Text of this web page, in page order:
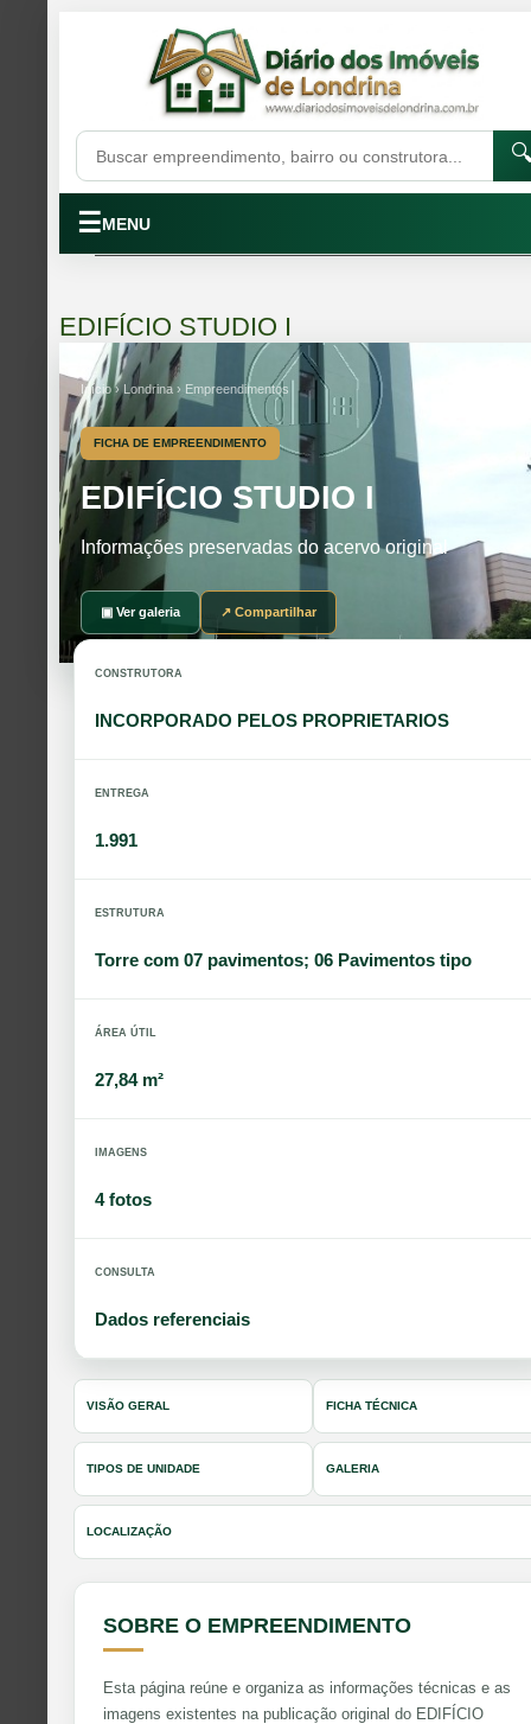
☰MENU
EDIFÍCIO STUDIO I
Início › Londrina › Empreendimentos
FICHA DE EMPREENDIMENTO
EDIFÍCIO STUDIO I
Informações preservadas do acervo original
▣ Ver galeria ↗ Compartilhar
CONSTRUTORA
INCORPORADO PELOS PROPRIETARIOS
ENTREGA
1.991
ESTRUTURA
Torre com 07 pavimentos; 06 Pavimentos tipo
ÁREA ÚTIL
27,84 m²
IMAGENS
4 fotos
CONSULTA
Dados referenciais
VISÃO GERAL FICHA TÉCNICA
TIPOS DE UNIDADE GALERIA
LOCALIZAÇÃO
SOBRE O EMPREENDIMENTO
Esta página reúne e organiza as informações técnicas e as
imagens existentes na publicação original do EDIFÍCIO